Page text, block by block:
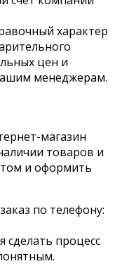
характер
цен и
менеджерам.
магазин
товаров и
и оформить
по телефону:
процесс